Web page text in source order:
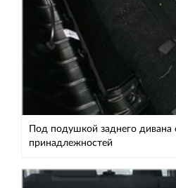
Под подушкой заднего
принадлежностей